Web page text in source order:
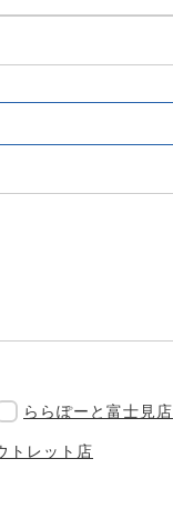
ららぽーと富士見店
トレット店